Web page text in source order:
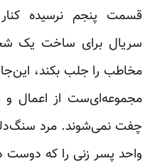
قسمت پنجم نرسیده
سریال برای ساخت یک
مخاطب را جلب بکند،
مجموعه‌ای‌ست از اعمال و
چفت نمی‌شوند. مرد
واحد پسر زنی را که دوست